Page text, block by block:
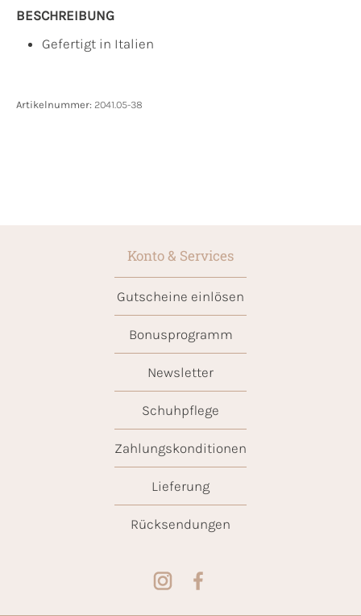
BESCHREIBUNG
Gefertigt in Italien
Artikelnummer: 2041.05-38
Konto & Services
Gutscheine einlösen
Bonusprogramm
Newsletter
Schuhpflege
Zahlungskonditionen
Lieferung
Rücksendungen